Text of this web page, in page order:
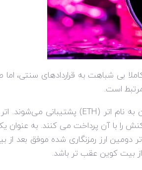
بی شباهت به قراردادهای سنتی، اما
است.
به نام اتر (ETH) پشتیبانی می‌شوند.
را با آن پرداخت می کنند. به عنوان
دومین ارز رمزنگاری شده موفق بعد
بیت کوین عقب تر باشد.